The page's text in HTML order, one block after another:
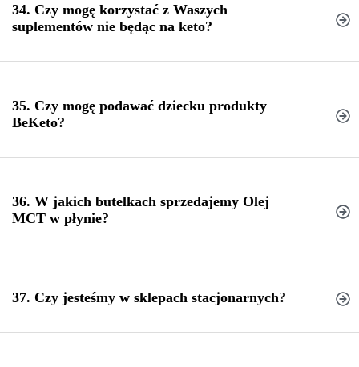
34. Czy mogę korzystać z Waszych
suplementów nie będąc na keto?
35. Czy mogę podawać dziecku produkty
BeKeto?
36. W jakich butelkach sprzedajemy Olej
MCT w płynie?
37. Czy jesteśmy w sklepach stacjonarnych?